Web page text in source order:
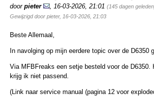
door pieter 16-03-2026, 21:01 (145 dagen
Gewijzigd door pieter, 16-03-2026, 21:03
Beste Allemaal,
In navolging op mijn eerdere topic over de D6350
Via MFBFreaks een setje besteld voor de
krijg ik niet passend.
(Link naar service manual (pagina 12 voor